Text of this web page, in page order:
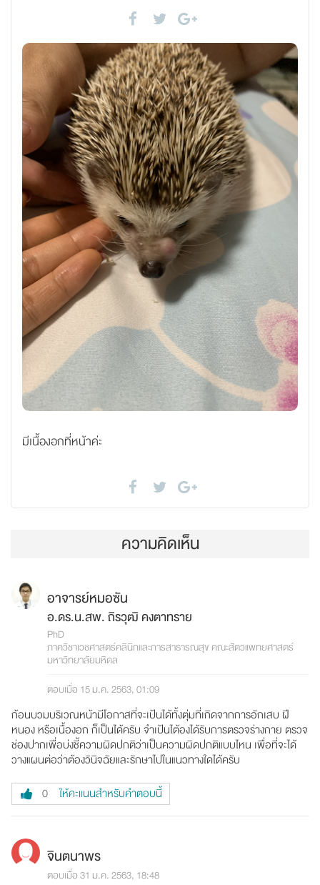
มีเนื้องอกที่หน้าค่ะ
ความคิดเห็น
อาจารย์หมอซัน
อ.ดร.น.สพ. ถิรวุฒิ คงตาทราย
PhD
ภาควิชาเวชศาสตร์คลินิกและการสาธารณสุข คณะสัตวแพทยศาสตร์
มหาวิทยาลัยมหิดล
ตอบเมื่อ 15 ม.ค. 2563, 01:09
ก้อนบวมบริเวณหน้ามีโอกาสที่จะเป้นได้ทั้งตุ่มที่เกิดจากการอักเสบ ฝี
หนอง หรือเนื้องอก ก็เป็นได้ครับ จำเป้นไต้องได้รับการตรวจร่างกาย ตรวจ
ช่องปากเพื่อบ่งชี้ความผิดปกติว่าเป็นความผิดปกติแบบไหน เพื่อที่จะได้
วางแผนต่อว่าต้องวินิจฉัยและรักษาไปในแนวทางใดได้ครับ
0 ให้คะแนนสำหรับคำตอบนี้
จินตนาพร
ตอบเมื่อ 31 ม.ค. 2563, 18:48